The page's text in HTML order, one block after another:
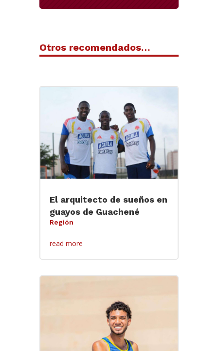
Otros recomendados…
El arquitecto de sueños en
guayos de Guachené
Región
read more